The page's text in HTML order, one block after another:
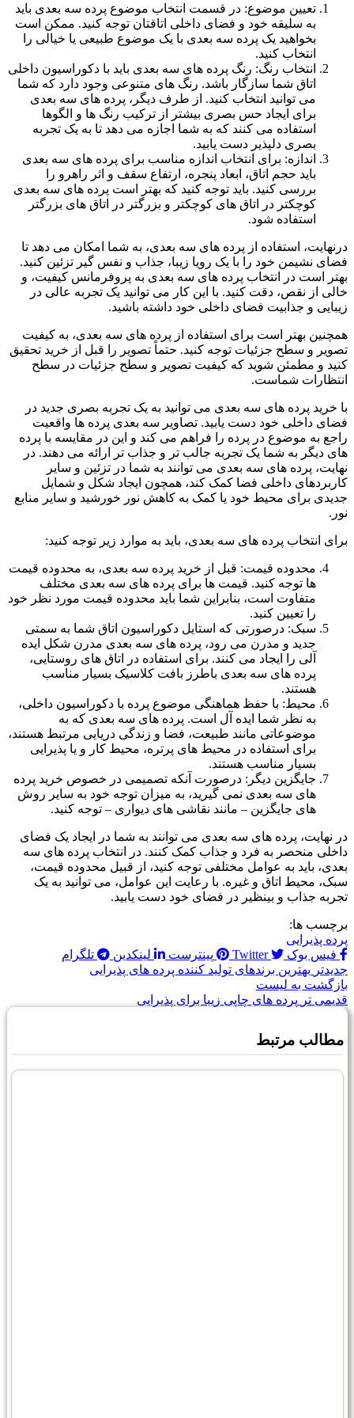
تعیین موضوع: در قسمت انتخاب موضوع پرده سه بعدی باید
به سلیقه خود و فضای داخلی اتاقتان توجه کنید. ممکن است
بخواهید یک پرده سه بعدی با یک موضوع طبیعی یا خیالی را
انتخاب کنید.
انتخاب رنگ: رنگ پرده های سه بعدی باید با دکوراسیون داخلی
اتاق شما سازگار باشد. رنگ های متنوعی وجود دارد که شما
می توانید انتخاب کنید. از طرف دیگر، پرده های سه بعدی
برای ایجاد حس بصری بیشتر از ترکیب رنگ ها و الگوها
استفاده می کنند که به شما اجازه می دهد تا به یک تجربه
بصری دلپذیر دست یابید.
اندازه: برای انتخاب اندازه مناسب برای پرده های سه بعدی
باید حجم اتاق، ابعاد پنجره، ارتفاع سقف و اثر راهرو را
بررسی کنید. باید توجه کنید که بهتر است پرده های سه بعدی
کوچکتر در اتاق های کوچکتر و بزرگتر در اتاق های بزرگتر
استفاده شود.
درنهایت، استفاده از پرده های سه بعدی، به شما امکان می دهد تا
فضای نشیمن خود را با یک رویا زیبا، جذاب و نفس گیر تزئین کنید.
بهتر است در انتخاب پرده های سه بعدی به پروفرمانس کیفیت، و
خالی از نقص، دقت کنید. با این کار می توانید یک تجربه عالی در
زیبایی و جذابیت فضای داخلی خود داشته باشید.
همچنین بهتر است برای استفاده از پرده های سه بعدی، به کیفیت
تصویر و سطح جزئیات توجه کنید. حتماً تصویر را قبل از خرید تحقیق
کنید و مطمئن شوید که کیفیت تصویر و سطح جزئیات در سطح
انتظارات شماست.
با خرید پرده های سه بعدی می توانید به یک تجربه بصری جدید در
فضای داخلی خود دست یابید. تصاویر سه بعدی پرده ها واقعیت
راجع به موضوع در پرده را فراهم می کند و این در مقایسه با پرده
های دیگر به شما یک تجربه جالب تر و جذاب تر ارائه می دهند. در
نهایت، پرده های سه بعدی می توانند به شما در تزئین و سایر
کاربردهای داخلی فضا کمک کند، همچون ایجاد شکل و شمایل
جدیدی برای محیط خود یا کمک به کاهش نور خورشید و سایر منابع
نور.
برای انتخاب پرده های سه بعدی، باید به موارد زیر توجه کنید:
محدوده قیمت: قبل از خرید پرده سه بعدی، به محدوده قیمت
ها توجه کنید. قیمت ها برای پرده های سه بعدی مختلف
متفاوت است، بنابراین شما باید محدوده قیمت مورد نظر خود
را تعیین کنید.
سبک: درصورتی که استایل دکوراسیون اتاق شما به سمتی
جدید و مدرن می رود، پرده های سه بعدی مدرن شکل ایده
آلی را ایجاد می کنند. برای استفاده در اتاق های روستایی،
پرده های سه بعدی باطرز بافت کلاسیک بسیار مناسب
هستند.
محیط: با حفظ هماهنگی موضوع پرده با دکوراسیون داخلی،
به نظر شما ایده آل است. پرده های سه بعدی که به
موضوعاتی مانند طبیعت، فضا و زندگی دریایی مرتبط هستند،
برای استفاده در محیط های پرتره، محیط کار و یا پذیرایی
بسیار مناسب هستند.
جایگزین دیگر: درصورت آنکه تصمیمی در خصوص خرید پرده
های سه بعدی نمی گیرید، به میزان توجه خود به سایر روش
های جایگزین – مانند نقاشی های دیواری – توجه کنید.
در نهایت، پرده های سه بعدی می توانند به شما در ایجاد یک فضای
داخلی منحصر به فرد و جذاب کمک کنند. در انتخاب پرده های سه
بعدی، باید به عوامل مختلفی توجه کنید، از قبیل محدوده قیمت،
سبک، محیط اتاق و غیره. با رعایت این عوامل، می توانید به یک
تجربه جذاب و بینظیر در فضای خود دست یابید.
برچسب ها:
پرده پذیرایی
فیس بوک
Twitter پینترست لینکدین
تلگرام
جدیدتر بهترین برندهای تولید کننده پرده های پذیرایی
بازگشت به لیست
قدیمی تر پرده های چاپی زیبا برای پذیرایی
مطالب مرتبط